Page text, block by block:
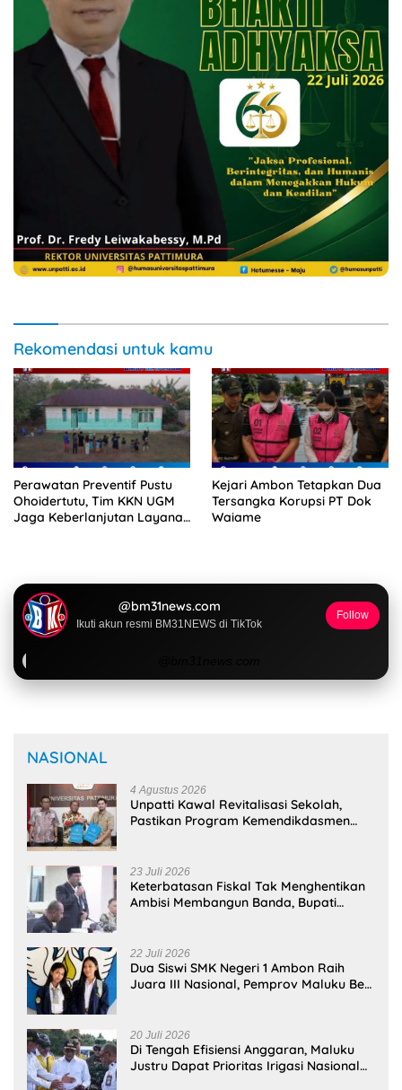
Rekomendasi untuk kamu
Ohoidertutu, Tim KKN UGM
Jaga Keberlanjutan Layanan
Kesehatan Desa
Waiame
NASIONAL
4 Agustus 2026
Unpatti Kawal Revitalisasi Sekolah,
Pastikan Program Kemendikdasmen
23 Juli 2026
Keterbatasan Fiskal Tak Menghentikan
Ambisi Membangun Banda, Bupati
Multipendanaan
22 Juli 2026
Dua Siswi SMK Negeri 1 Ambon Raih
Juara III Nasional, Pemprov Maluku Beri